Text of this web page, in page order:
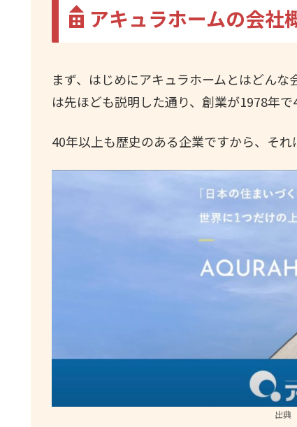
アキュラホームの会社
まず、はじめにアキュラホームとはどん
は先ほども説明した通り、創業が1978年
40年以上も歴史のある企業ですから、それ
出典